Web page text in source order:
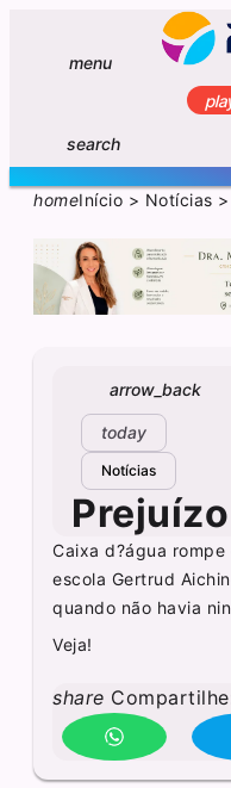
menu
search
homeInício > Notícias >
arrow_back
today
Notícias
Caixa d?água
escola Gertrud
quando não havia
Veja!
share